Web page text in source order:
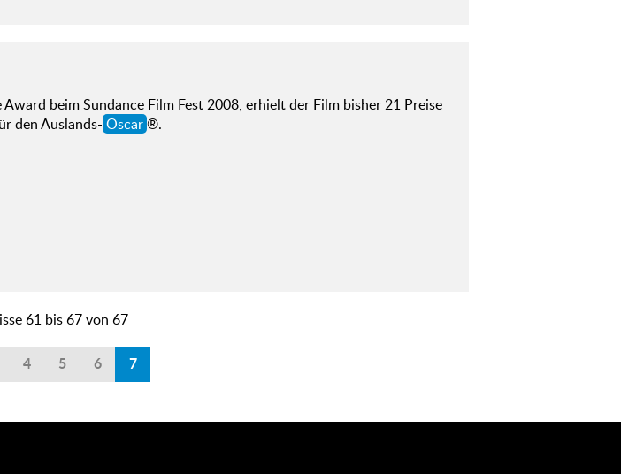
beim Sundance Film Fest 2008, erhielt der Film bisher 21 Preise
den Auslands- Oscar®.
61 bis 67 von 67
4 5 6 7